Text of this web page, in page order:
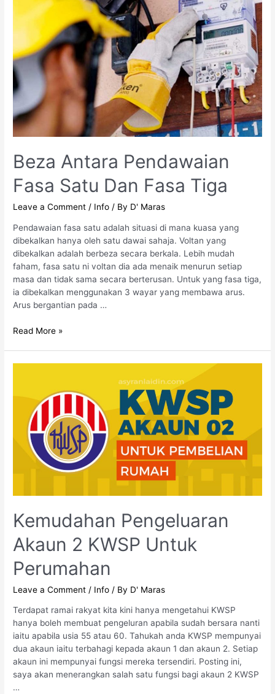
Beza Antara Pendawaian
Fasa Satu Dan Fasa Tiga
Leave a Comment / Info / By D' Maras
Pendawaian fasa satu adalah situasi di mana kuasa yang
dibekalkan hanya oleh satu dawai sahaja. Voltan yang
dibekalkan adalah berbeza secara berkala. Lebih mudah
faham, fasa satu ni voltan dia ada menaik menurun setiap
masa dan tidak sama secara berterusan. Untuk yang fasa tiga,
ia dibekalkan menggunakan 3 wayar yang membawa arus.
Arus bergantian pada …
Read More »
Kemudahan Pengeluaran
Akaun 2 KWSP Untuk
Perumahan
Leave a Comment / Info / By D' Maras
Terdapat ramai rakyat kita kini hanya mengetahui KWSP
hanya boleh membuat pengeluran apabila sudah bersara nanti
iaitu apabila usia 55 atau 60. Tahukah anda KWSP mempunyai
dua akaun iaitu terbahagi kepada akaun 1 dan akaun 2. Setiap
akaun ini mempunyai fungsi mereka tersendiri. Posting ini,
saya akan menerangkan salah satu fungsi bagi akaun 2 KWSP
…